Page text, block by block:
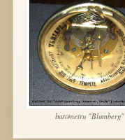
barometru "Blumberg"